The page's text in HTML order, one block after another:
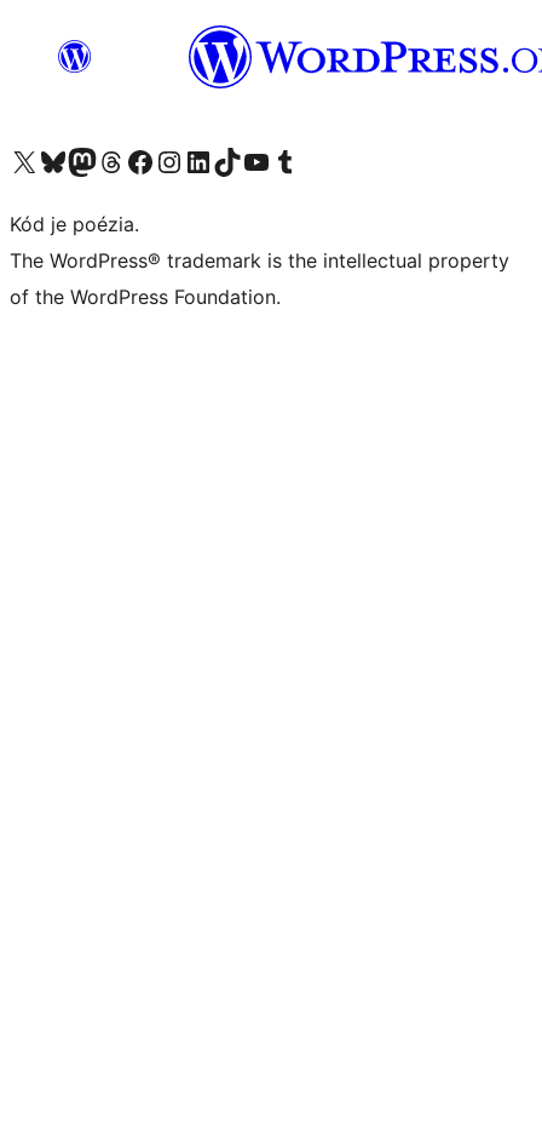
Navštívte náš účet na X (predtým Twitter)
Navštívte náš účet na platforme Bluesky
Navštívte náš účet na Mastodone
Navštívte náš účet na platforme Threads
Navštívte našu stránku na Facebooku
Navštívte náš účet Instagram
Navštívte náš účet LinkedIn
Navštívte náš účet na platforme TikTok
Navštívte náš kanál YouTube
Navštívte náš účet na platforme Tumblr
Kód je poézia.
The WordPress® trademark is the intellectual property
of the WordPress Foundation.